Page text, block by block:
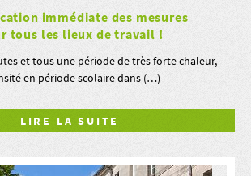
immédiate des mesures
tous les lieux de travail !
et tous une période de très forte chaleur,
en période scolaire dans (…)
LIRE LA SUITE